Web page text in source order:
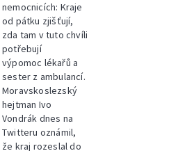
nemocnicích: Kraje
od pátku zjišťují,
zda tam v tuto chvíli
potřebují
výpomoc lékařů a
sester z ambulancí.
Moravskoslezský
hejtman Ivo
Vondrák dnes na
Twitteru oznámil,
že kraj rozeslal do